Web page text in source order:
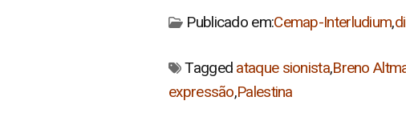
Publicado em:Cemap-Interludium,
Tagged ataque sionista,Breno
expressão,Palestina